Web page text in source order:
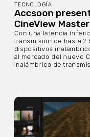
TECNOLOGÍA
Accsoon
CineView
Con una latencia
transmisión de hasta
dispositivos
al mercado del nuevo
inalámbrico de